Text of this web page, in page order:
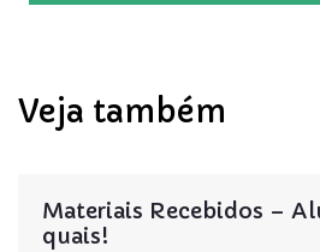
Veja também
Materiais Recebidos –
quais!